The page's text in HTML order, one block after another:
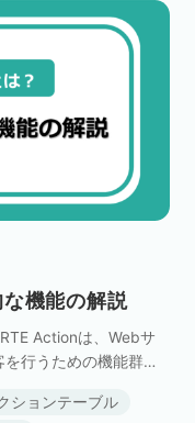
機能の解説
Actionは、Webサ
行うための機能群で
ションテーブル